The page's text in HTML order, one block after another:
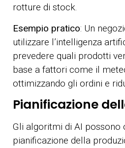
rotture di stock.
Esempio pratico: Un
utilizzare l’intelligenza
prevedere quali prodotti
base a fattori come il
ottimizzando gli ordini e
Pianificazione
Gli algoritmi di AI possono
pianificazione della